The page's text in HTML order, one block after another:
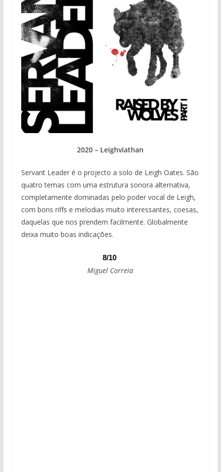
2020 – Leighviathan
Servant Leader é o projecto a solo de Leigh Oates. São
quatro temas com uma estrutura sonora alternativa,
completamente dominadas pelo poder vocal de Leigh,
com bons riffs e melodias muito interessantes, coesas,
daquelas que nos prendem facilmente. Globalmente
deixa muito boas indicações.
8/10
Miguel Correia